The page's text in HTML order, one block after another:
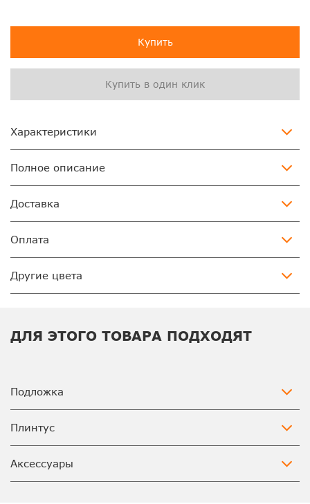
Купить
Купить в один клик
Характеристики
Полное описание
Доставка
Оплата
Другие цвета
ДЛЯ ЭТОГО ТОВАРА ПОДХОДЯТ
Подложка
Плинтус
Аксессуары